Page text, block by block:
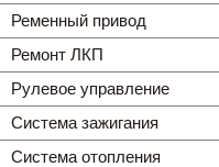
Ременный привод
Ремонт ЛКП
Рулевое управление
Система зажигания
Система отопления